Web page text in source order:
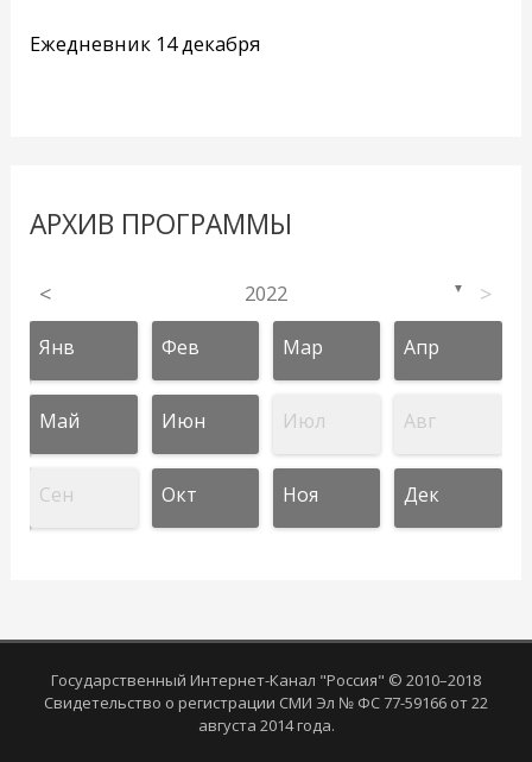
Ежедневник 14 декабря
АРХИВ ПРОГРАММЫ
< 2022 ▼ >
Янв Фев Мар Апр
Май Июн Июл Авг
Сен Окт Ноя Дек
Государственный Интернет-Канал "Россия" © 2010–2018
Свидетельство о регистрации СМИ Эл № ФС 77-59166 от 22
августа 2014 года.